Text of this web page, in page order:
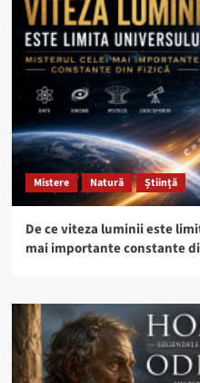
Mistere Natură Știință
De ce viteza luminii este
mai importante constante